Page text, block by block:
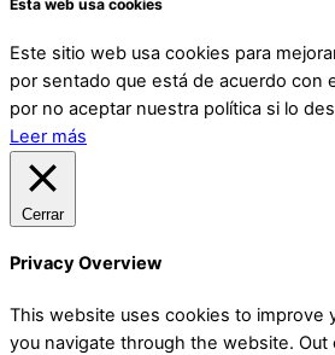
Esta web usa cookies
Este sitio web usa cookies para
por sentado que está de acuerdo con
por no aceptar nuestra política si lo
Leer más
Cerrar
Privacy Overview
This website uses cookies to improve
you navigate through the website.